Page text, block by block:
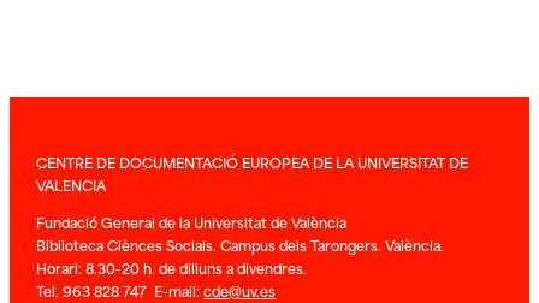
CENTRE DE DOCUMENTACIÓ EUROPEA DE LA UNIVERSITAT DE
VALENCIA
Fundació General de la Universitat de València
Biblioteca Ciènces Socials. Campus dels Tarongers. València.
Horari: 8.30-20 h. de dilluns a divendres.
Tel. 963 828 747 E-mail:cde@uv.es